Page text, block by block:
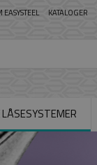
EASYSTEEL KATALOGER
LÅSESYSTEMER